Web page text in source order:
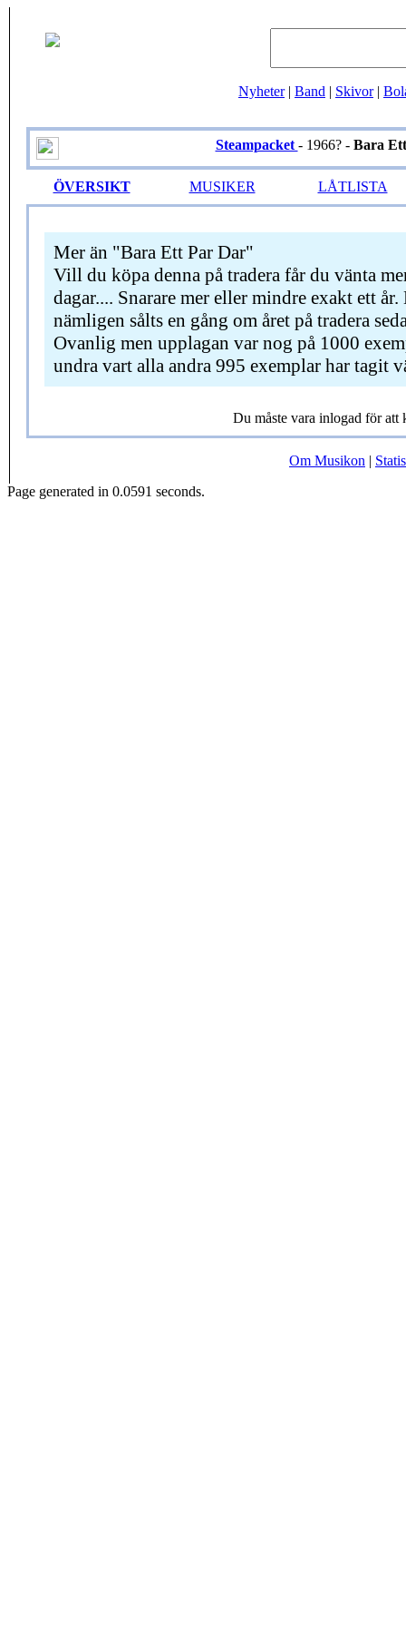
Nyheter| Band | Skivor|
Steampacket - 1966? - Bara
ÖVERSIKT MUSIKER LÅTLISTA
Mer än "Bara Ett Par Dar"
Vill du köpa denna på tradera får du vänta
dagar.... Snarare mer eller mindre exakt ett år.
nämligen sålts en gång om året på tradera
Ovanlig men upplagan var nog på 1000
undra vart alla andra 995 exemplar har tagit
Du måste vara inlogad för att
Om Musikon |
Page generated in 0.0591 seconds.